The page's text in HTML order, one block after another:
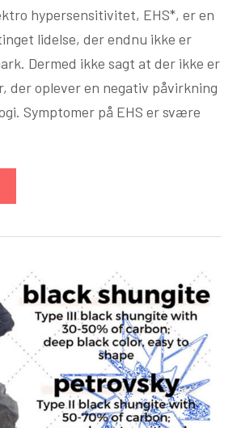
hypersensitivitet, EHS*, er en
lidelse, der endnu ikke er
Dermed ikke sagt at der ikke er
der oplever en negativ påvirkning
Symptomer på EHS er svære